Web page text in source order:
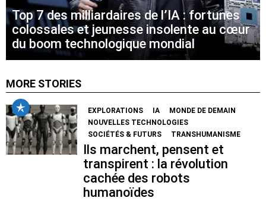
Top 7 des milliardaires de l’IA : fortunes
colossales et jeunesse insolente au cœur
du boom technologique mondial
MORE STORIES
EXPLORATIONS IA
MONDE DE DEMAIN
NOUVELLES TECHNOLOGIES
SOCIÉTÉS & FUTURS
TRANSHUMANISME
Ils marchent, pensent et
transpirent : la révolution
cachée des robots
humanoïdes